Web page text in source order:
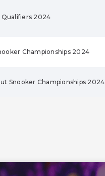
2024
Championships 2024
Snooker Championships 2024